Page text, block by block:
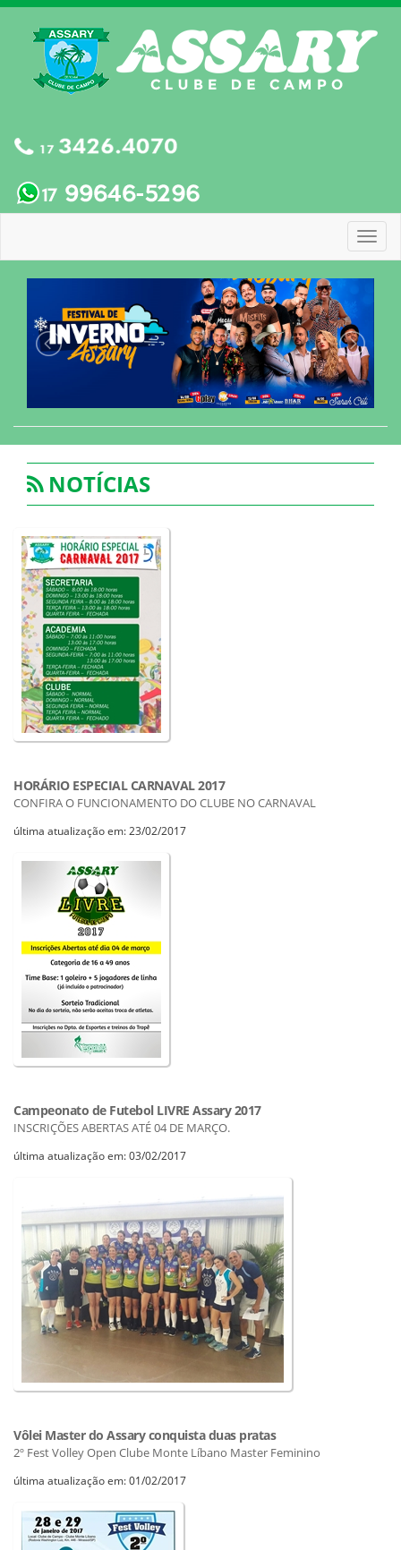
NOTÍCIAS
HORÁRIO ESPECIAL CARNAVAL 2017
CONFIRA O FUNCIONAMENTO DO CLUBE NO CARNAVAL
última atualização em: 23/02/2017
Campeonato de Futebol LIVRE Assary 2017
INSCRIÇÕES ABERTAS ATÉ 04 DE MARÇO.
última atualização em: 03/02/2017
Vôlei Master do Assary conquista duas pratas
2º Fest Volley Open Clube Monte Líbano Master Feminino
última atualização em: 01/02/2017